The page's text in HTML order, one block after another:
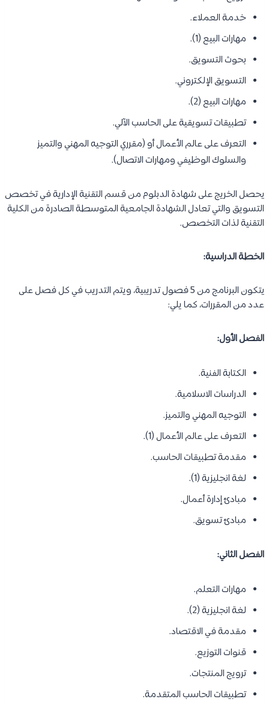
خدمة العملاء.
مهارات البيع (1).
بحوث التسويق.
التسويق الإلكتروني.
مهارات البيع (2).
تطبيقات تسويقية على الحاسب الآلي.
التعرف على عالم الأعمال أو (مقرري التوجيه المهني والتميز
والسلوك الوظيفي ومهارات الاتصال).
يحصل الخريج على شهادة الدبلوم من قسم التقنية الإدارية في تخصص
التسويق والتي تعادل الشهادة الجامعية المتوسطة الصادرة من الكلية
التقنية لذات التخصص.
الخطة الدراسية:
يتكون البرنامج من 5 فصول تدريبية، ويتم التدريب في كل فصل على
عدد من المقررات، كما يلي:
الفصل الأول:
الكتابة الفنية.
الدراسات الاسلامية.
التوجيه المهني والتميز.
التعرف على عالم الأعمال (1).
مقدمة تطبيقات الحاسب.
لغة انجليزية (1).
مبادئ إدارة أعمال.
مبادئ تسويق.
الفصل الثاني:
مهارات التعلم.
لغة انجليزية (2).
مقدمة في الاقتصاد.
قنوات التوزيع.
ترويج المنتجات.
تطبيقات الحاسب المتقدمة.